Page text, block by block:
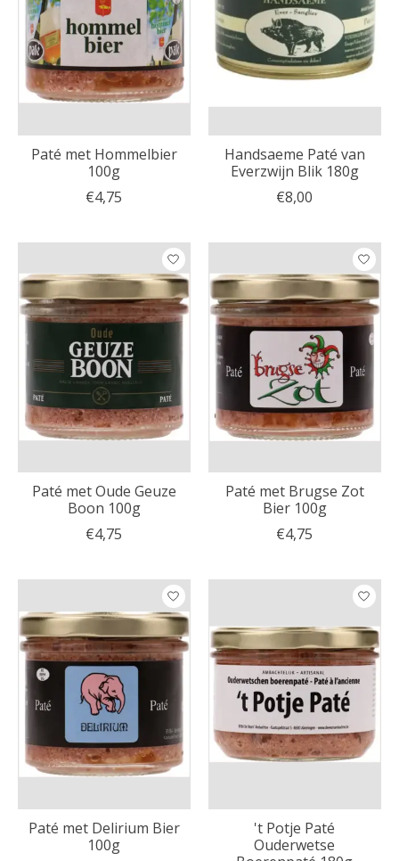
Paté met Hommelbier
100g
€4,75
Handsaeme Paté van
Everzwijn Blik 180g
€8,00
Paté met Oude Geuze
Boon 100g
€4,75
Paté met Brugse Zot
Bier 100g
€4,75
Paté met Delirium Bier
100g
't Potje Paté
Ouderwetse